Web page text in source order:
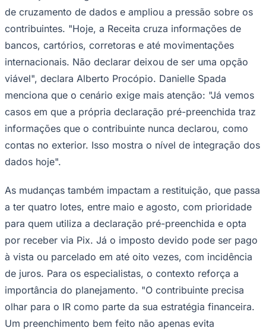
Vasco
de cruzamento de dados e ampliou a pressão sobre os
contribuintes. "Hoje, a Receita cruza informações de
bancos, cartórios, corretoras e até movimentações
internacionais. Não declarar deixou de ser uma opção
viável", declara Alberto Procópio. Danielle Spada
menciona que o cenário exige mais atenção: "Já vemos
casos em que a própria declaração pré-preenchida traz
informações que o contribuinte nunca declarou, como
contas no exterior. Isso mostra o nível de integração dos
dados hoje".
As mudanças também impactam a restituição, que passa
a ter quatro lotes, entre maio e agosto, com prioridade
para quem utiliza a declaração pré-preenchida e opta
por receber via Pix. Já o imposto devido pode ser pago
à vista ou parcelado em até oito vezes, com incidência
de juros. Para os especialistas, o contexto reforça a
importância do planejamento. "O contribuinte precisa
olhar para o IR como parte da sua estratégia financeira.
Um preenchimento bem feito não apenas evita